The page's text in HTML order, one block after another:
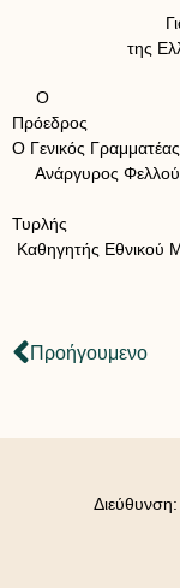
της
Ο
Ο Γενικός Γραμματέας
Ανάργυρος
Τυρλής
Καθηγητής Εθνικού
Καθηγητής
Προήγουμενο